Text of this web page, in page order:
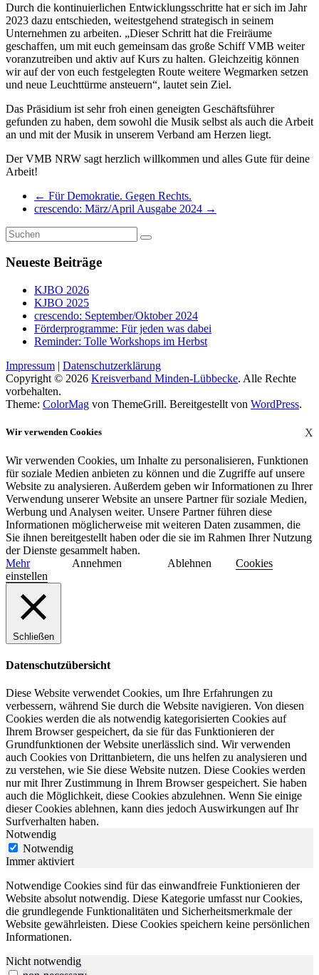
Durch die kontinuierlichen Entwicklungsschritte hat er sich im Jahr
2023 dazu entschieden, weitestgehend strategisch in seinem
Unternehmen zu arbeiten. „Dieser Schritt hat die Freiräume
geschaffen, um mit euch gemeinsam das große Schiff VMB weiter
voranzutreiben und aktiv auf Kurs zu halten. Gleichzeitig können
wir auf der von euch festgelegten Route weitere Wegmarken setzen
und neue Leuchttürme ansteuern“, lautet sein Ziel.
Das Präsidium ist sehr froh einen geneigten Geschäftsführer
gefunden zu haben, dem sowohl die Musik selbst als auch die Arbeit
an und mit der Musik in unserem Verband am Herzen liegt.
Der VMB NRW sagt herzlich willkommen und alles Gute für deine
Arbeit!
← Für Demokratie. Gegen Rechts.
crescendo: März/April Ausgabe 2024 →
Neueste Beiträge
KJBO 2026
KJBO 2025
crescendo: September/Oktober 2024
Förderprogramme: Für jeden was dabei
Reminder: Tolle Workshops im Herbst
Impressum | Datenschutzerklärung
Copyright © 2026 Kreisverband Minden-Lübbecke. Alle Rechte
vorbehalten.
Theme: ColorMag von ThemeGrill. Bereitgestellt von WordPress.
X
Wir verwenden Cookies
Wir verwenden Cookies, um Inhalte zu personalisieren, Funktionen
für soziale Medien anbieten zu können und die Zugriffe auf unsere
Website zu analysieren. Außerdem geben wir Informationen zu Ihrer
Verwendung unserer Website an unsere Partner für soziale Medien,
Werbung und Analysen weiter. Unsere Partner führen diese
Informationen möglicherweise mit weiteren Daten zusammen, die
Sie ihnen bereitgestellt haben oder die sie im Rahmen Ihrer Nutzung
der Dienste gesammelt haben.
Mehr
Annehmen Ablehnen
Cookies
einstellen
Schließen
Datenschutzübersicht
Diese Website verwendet Cookies, um Ihre Erfahrungen zu
verbessern, während Sie durch die Website navigieren. Von diesen
Cookies werden die als notwendig kategorisierten Cookies auf
Ihrem Browser gespeichert, da sie für das Funktionieren der
Grundfunktionen der Website unerlässlich sind. Wir verwenden
auch Cookies von Drittanbietern, die uns helfen zu analysieren und
zu verstehen, wie Sie diese Website nutzen. Diese Cookies werden
nur mit Ihrer Zustimmung in Ihrem Browser gespeichert. Sie haben
auch die Möglichkeit, diese Cookies abzulehnen. Wenn Sie einige
dieser Cookies ablehnen, kann dies jedoch Auswirkungen auf Ihr
Surfverhalten haben.
Notwendig
Notwendig
Immer aktiviert
Notwendige Cookies sind für das einwandfreie Funktionieren der
Website absolut notwendig. Diese Kategorie umfasst nur Cookies,
die grundlegende Funktionalitäten und Sicherheitsmerkmale der
Website gewährleisten. Diese Cookies speichern keine persönlichen
Informationen.
Nicht notwendig